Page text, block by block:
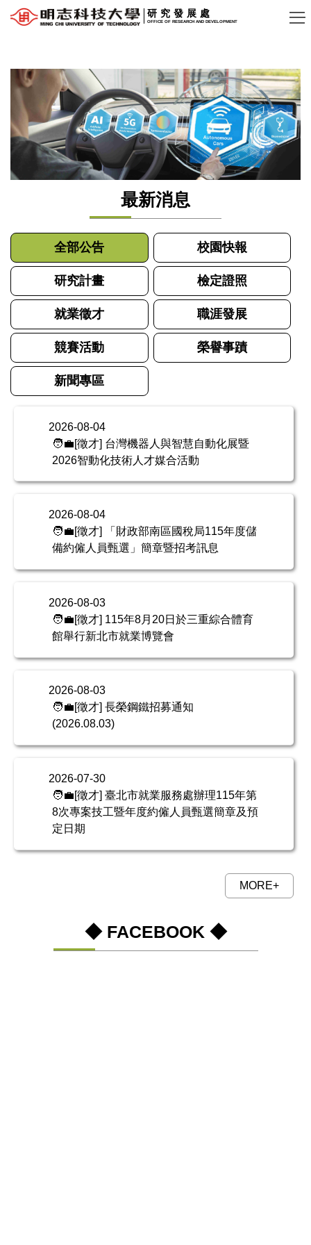
跳
要
內
區
研究發展處
OFFICE OF RESEARCH AND DEVELOPMENT
最新消息
全部公告 校園快報
研究計畫 檢定證照
就業徵才 職涯發展
競賽活動 榮譽事蹟
新聞專區
2026-08-04
🧑‍💼[徵才] 台灣機器人與智慧自動化展暨
2026智動化技術人才媒合活動
2026-08-04
🧑‍💼[徵才] 「財政部南區國稅局115年度儲
備約僱人員甄選」簡章暨招考訊息
2026-08-03
🧑‍💼[徵才] 115年8月20日於三重綜合體育
館舉行新北市就業博覽會
2026-08-03
🧑‍💼[徵才] 長榮鋼鐵招募通知
(2026.08.03)
2026-07-30
🧑‍💼[徵才] 臺北市就業服務處辦理115年第
8次專案技工暨年度約僱人員甄選簡章及預
定日期
MORE+
◆ FACEBOOK ◆